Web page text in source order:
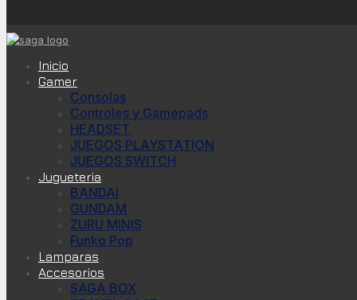
Inicio
Gamer
Consolas
Controles y Gamepads
HEADSET
JUEGOS PLAYSTATION
JUEGOS SWITCH
Jugueteria
BANDAI
GUNDAM
ZURU MINIS
Funko Pop
Lamparas
Accesorios
SAGA BOX